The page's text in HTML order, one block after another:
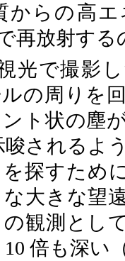
からの高
再放射する
光で撮影
の周りを
ト状の塵
唆されるよ
探すため
大きな望
観測とし
倍も深い